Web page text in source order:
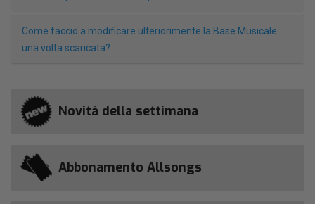
Come faccio a modificare ulteriorimente la Base Musicale
una volta scaricata?
Novità della settimana
Abbonamento Allsongs